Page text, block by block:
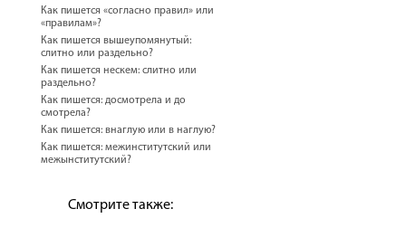
Как пишется «согласно правил» или
«правилам»?
Как пишется вышеупомянутый:
слитно или раздельно?
Как пишется нескем: слитно или
раздельно?
Как пишется: досмотрела и до
смотрела?
Как пишется: внаглую или в наглую?
Как пишется: межинститутский или
межынститутский?
Смотрите также: